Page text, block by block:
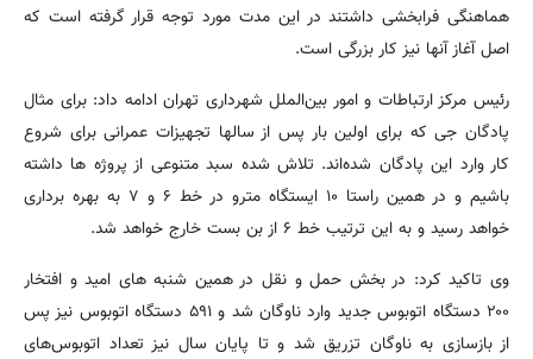
هماهنگی فرابخشی داشتند در این مدت مورد توجه قرار گرفته است که
اصل آغاز آنها نیز کار بزرگی است.
رئیس مرکز ارتباطات و امور بین‌الملل شهرداری تهران ادامه داد: برای مثال
پادگان جی که برای اولین بار پس از سالها تجهیزات عمرانی برای شروع
کار وارد این پادگان شده‌اند. تلاش شده سبد متنوعی از پروژه ها داشته
باشیم و در همین راستا ۱۰ ایستگاه مترو در خط ۶ و ۷ به بهره برداری
خواهد رسید و به این ترتیب خط ۶ از بن بست خارج خواهد شد.
وی تاکید کرد: در بخش حمل و نقل در همین شنبه های امید و افتخار
۲۰۰ دستگاه اتوبوس جدید وارد ناوگان شد و ۵۹۱ دستگاه اتوبوس نیز پس
از بازسازی به ناوگان تزریق شد و تا پایان سال نیز تعداد اتوبوس‌های